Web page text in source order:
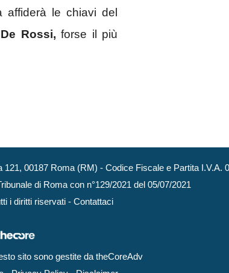
affiderà le chiavi del
De Rossi, forse il più
00187 Roma (RM) - Codice Fiscale e Partita I.V.A.
di Roma con n°129/2021 del 05/07/2021
i diritti riservati - Contattaci
sito sono gestite da theCoreAdv